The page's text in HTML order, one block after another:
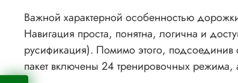
Важной характерной особенностью
Навигация проста, понятна, логична и
русификация). Помимо этого,
пакет включены 24 тренировочных